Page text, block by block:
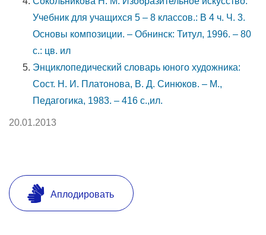
Учебник для учащихся 5 – 8 классов.: В 4 ч. Ч. 3.
Основы композиции. – Обнинск: Титул, 1996. – 80
с.: цв. ил
Энциклопедический словарь юного художника:
Сост. Н. И. Платонова, В. Д. Синюков. – М.,
Педагогика, 1983. – 416 с.,ил.
20.01.2013
Аплодировать